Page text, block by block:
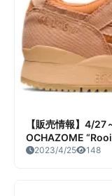
【販売情報】4/
OCHAZOME
2023/4/25 148